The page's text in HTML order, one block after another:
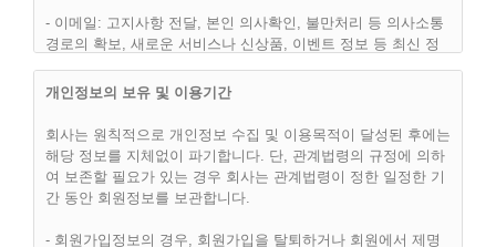
(3) 이용고객은 변경된 약관에 동의하지 않으면, 언제나 "서비
스" 이용을 중단하고, 이용계약을 해지할 수 있습니다. 약관의
효력발생일 이후의 계속적인 "서비스" 이용은 약관의 변경사항
에 대한 이용고객의 동의로 간주됩니다.
제 3 조 (약관외 준칙)
- 이메일: 고지사항 전달, 본인 의사확인, 불만처리 등 의사소통
경로의 확보, 새로운 서비스나 신상품, 이벤트 정보 등 최신 정
인가 사용방지, 통계학적 분석에 사용됩니다.
- 그 외 선택항목: 개인맞춤서비스를 제공하기 위한 자료로 사용
됩니다.
개인정보의 보유 및 이용기간
회사는 원칙적으로 개인정보 수집 및 이용목적이 달성된 후에는
해당 정보를 지체없이 파기합니다. 단, 관계법령의 규정에 의하
여 보존할 필요가 있는 경우 회사는 관계법령이 정한 일정한 기
간 동안 회원정보를 보관합니다.
- 회원가입정보의 경우, 회원가입을 탈퇴하거나 회원에서 제명